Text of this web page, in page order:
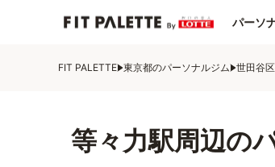
パーソ
FIT PALETTE 東京都のパーソナルジム 世田谷
等々力駅周辺の